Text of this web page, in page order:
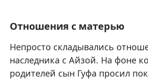
Отношения с матерью
Непросто складывались
наследника с Айзой. На фоне
родителей сын Гуфа просил